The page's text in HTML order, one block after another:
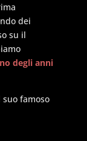
dei
su il
degli anni
famoso